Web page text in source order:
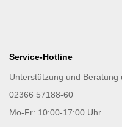
Service-Hotline
Unterstützung und Beratung
02366 57188-60
Mo-Fr: 10:00-17:00 Uhr